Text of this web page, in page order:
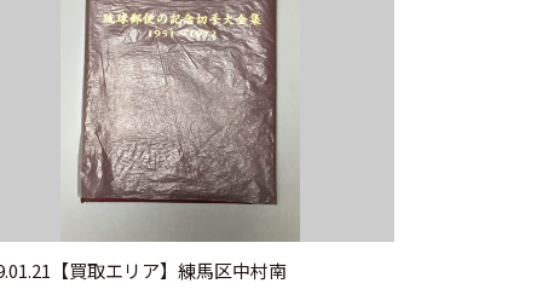
【買取エリア】 練馬区中村南